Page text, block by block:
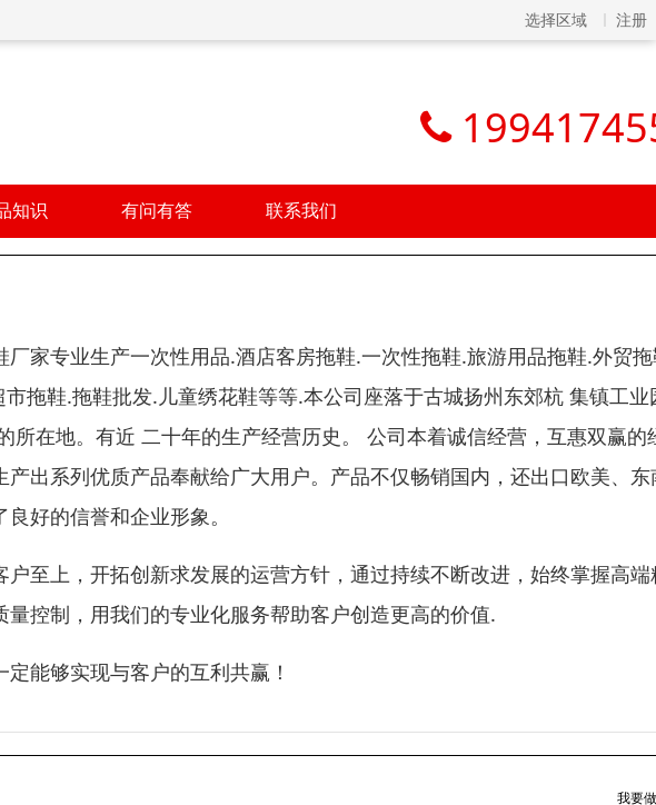
选择区域 注册
知识 有问有答 联系我们
家专业生产一次性用品.酒店客房拖鞋.一次性拖鞋.旅游用品拖鞋.外贸
拖鞋.拖鞋批发.儿童绣花鞋等等.本公司座落于古城扬州东郊杭 集镇工业
所在地。有近 二十年的生产经营历史。 公司本着诚信经营，互惠双赢的
出系列优质产品奉献给广大用户。产品不仅畅销国内，还出口欧美、东
好的信誉和企业形象。
至上，开拓创新求发展的运营方针，通过持续不断改进，始终掌握高端
控制，用我们的专业化服务帮助客户创造更高的价值.
能够实现与客户的互利共赢！
我要